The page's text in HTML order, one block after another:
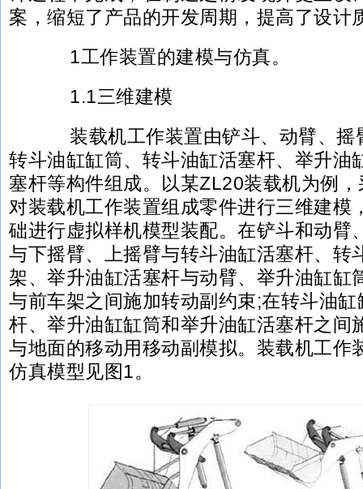
案，缩短了产品的开发周期，提高了设计
1工作装置的建模与仿真。
1.1三维建模
装载机工作装置由铲斗、动臂、摇
转斗油缸缸筒、转斗油缸活塞杆、举升油
塞杆等构件组成。以某ZL20装载机为例
对装载机工作装置组成零件进行三维建模
础进行虚拟样机模型装配。在铲斗和动臂
与下摇臂、上摇臂与转斗油缸活塞杆、转
架、举升油缸活塞杆与动臂、举升油缸缸
与前车架之间施加转动副约束;在转斗油
杆、举升油缸缸筒和举升油缸活塞杆之间
与地面的移动用移动副模拟。装载机工作
仿真模型见图1。